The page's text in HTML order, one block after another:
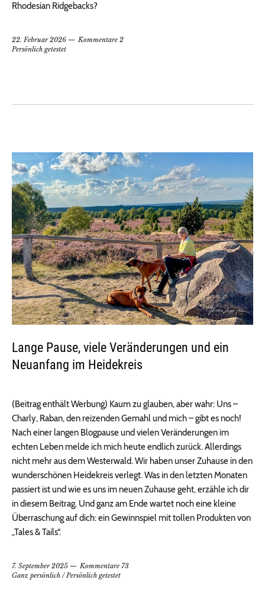
Rhodesian Ridgebacks?
22. Februar 2026
Kommentare 2
Persönlich getestet
Lange Pause, viele Veränderungen und ein
Neuanfang im Heidekreis
(Beitrag enthält Werbung) Kaum zu glauben, aber wahr: Uns –
Charly, Raban, den reizenden Gemahl und mich – gibt es noch!
Nach einer langen Blogpause und vielen Veränderungen im
echten Leben melde ich mich heute endlich zurück. Allerdings
nicht mehr aus dem Westerwald. Wir haben unser Zuhause in den
wunderschönen Heidekreis verlegt. Was in den letzten Monaten
passiert ist und wie es uns im neuen Zuhause geht, erzähle ich dir
in diesem Beitrag. Und ganz am Ende wartet noch eine kleine
Überraschung auf dich: ein Gewinnspiel mit tollen Produkten von
„Tales & Tails“.
7. September 2025
Kommentare 73
Ganz persönlich /Persönlich getestet